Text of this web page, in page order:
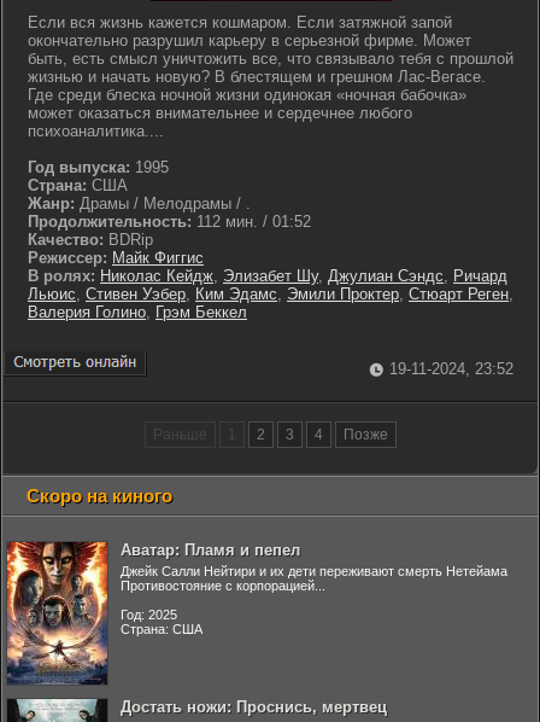
Если вся жизнь кажется кошмаром. Если затяжной запой
окончательно разрушил карьеру в серьезной фирме. Может
быть, есть смысл уничтожить все, что связывало тебя с прошлой
жизнью и начать новую? В блестящем и грешном Лас-Вегасе.
Где среди блеска ночной жизни одинокая «ночная бабочка»
может оказаться внимательнее и сердечнее любого
психоаналитика....
Год выпуска: 1995
Страна: США
Жанр: Драмы / Мелодрамы / .
Продолжительность: 112 мин. / 01:52
Качество: BDRip
Режиссер: Майк Фиггис
В ролях: Николас Кейдж, Элизабет Шу, Джулиан Сэндс, Ричард
Льюис, Стивен Уэбер, Ким Эдамс, Эмили Проктер, Стюарт Реген,
Валерия Голино, Грэм Беккел
19-11-2024, 23:52
Раньше 2 3 4 Позже
Скоро на киного
Аватар: Пламя и пепел
Джейк Салли Нейтири и их дети переживают смерть Нетейама
Противостояние с корпорацией...
Год: 2025
Страна: США
Достать ножи: Проснись, мертвец